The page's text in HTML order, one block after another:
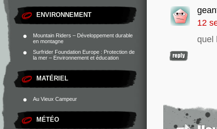
ENVIRONNEMENT
Mountain Riders – Développement durable
en montagne
Surfrider Foundation Europe : Protection de
la mer – Environnement et éducation
MATÉRIEL
Au Vieux Campeur
MÉTÉO
12
quel